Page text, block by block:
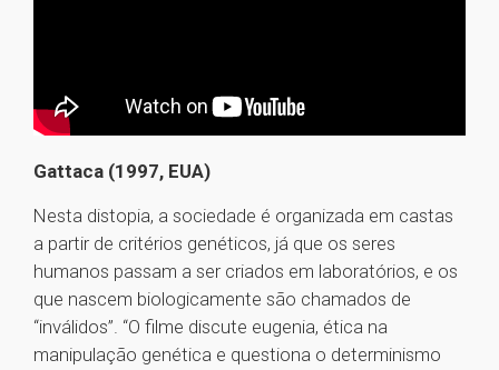
Gattaca (1997, EUA)
Nesta distopia, a sociedade é organizada em castas
a partir de critérios genéticos, já que os seres
humanos passam a ser criados em laboratórios, e os
que nascem biologicamente são chamados de
“inválidos”. “O filme discute eugenia, ética na
manipulação genética e questiona o determinismo